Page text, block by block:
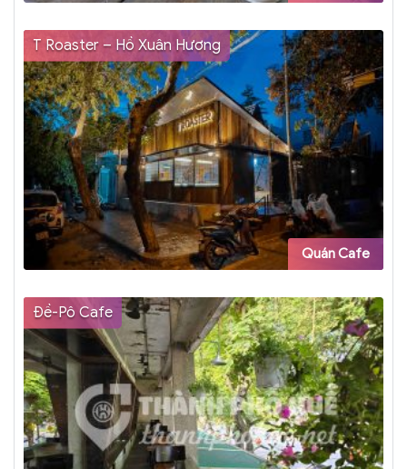
T Roaster – Hồ Xuân Hương
Quán Cafe
Đề-Pô Cafe